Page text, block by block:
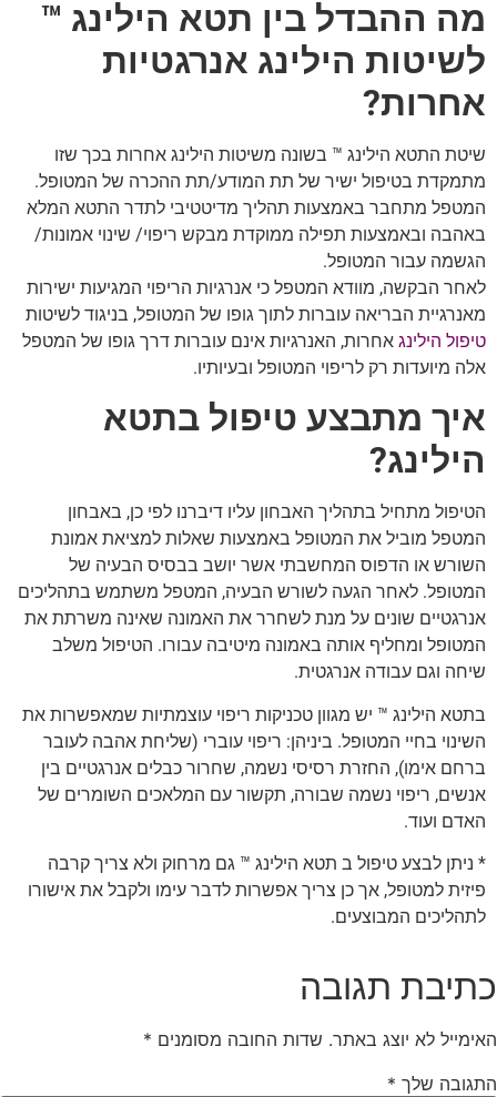
מה ההבדל בין תטא הילינג ™
לשיטות הילינג אנרגטיות
אחרות?
שיטת התטא הילינג ™ בשונה משיטות הילינג אחרות בכך שזו
מתמקדת בטיפול ישיר של תת המודע/תת ההכרה של המטופל.
המטפל מתחבר באמצעות תהליך מדיטטיבי לתדר התטא המלא
באהבה ובאמצעות תפילה ממוקדת מבקש ריפוי/ שינוי אמונות/
הגשמה עבור המטופל.
לאחר הבקשה, מוודא המטפל כי אנרגיות הריפוי המגיעות ישירות
מאנרגיית הבריאה עוברות לתוך גופו של המטופל, בניגוד לשיטות
טיפול הילינג אחרות, האנרגיות אינם עוברות דרך גופו של המטפל
אלה מיועדות רק לריפוי המטופל ובעיותיו.
איך מתבצע טיפול בתטא
הילינג?
הטיפול מתחיל בתהליך האבחון עליו דיברנו לפי כן, באבחון
המטפל מוביל את המטופל באמצעות שאלות למציאת אמונת
השורש או הדפוס המחשבתי אשר יושב בבסיס הבעיה של
המטופל. לאחר הגעה לשורש הבעיה, המטפל משתמש בתהליכים
אנרגטיים שונים על מנת לשחרר את האמונה שאינה משרתת את
המטופל ומחליף אותה באמונה מיטיבה עבורו. הטיפול משלב
שיחה וגם עבודה אנרגטית.
בתטא הילינג ™ יש מגוון טכניקות ריפוי עוצמתיות שמאפשרות את
השינוי בחיי המטופל. ביניהן: ריפוי עוברי (שליחת אהבה לעובר
ברחם אימו), החזרת רסיסי נשמה, שחרור כבלים אנרגטיים בין
אנשים, ריפוי נשמה שבורה, תקשור עם המלאכים השומרים של
האדם ועוד.
* ניתן לבצע טיפול ב תטא הילינג ™ גם מרחוק ולא צריך קרבה
פיזית למטופל, אך כן צריך אפשרות לדבר עימו ולקבל את אישורו
לתהליכים המבוצעים.
כתיבת תגובה
האימייל לא יוצג באתר. שדות החובה מסומנים *
התגובה שלך *